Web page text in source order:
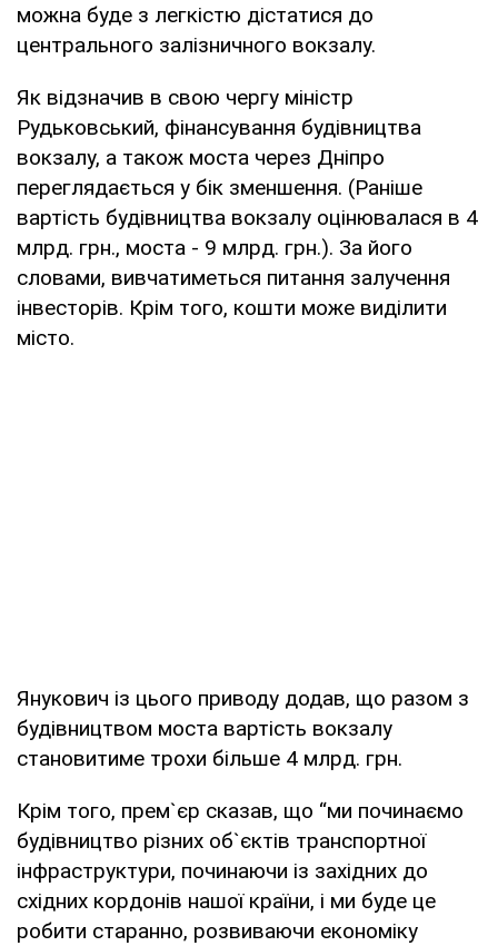
можна буде з легкістю дістатися до
центрального залізничного вокзалу.
Як відзначив в свою чергу міністр
Рудьковський, фінансування будівництва
вокзалу, а також моста через Дніпро
переглядається у бік зменшення. (Раніше
вартість будівництва вокзалу оцінювалася в 4
млрд. грн., моста - 9 млрд. грн.). За його
словами, вивчатиметься питання залучення
інвесторів. Крім того, кошти може виділити
місто.
Янукович із цього приводу додав, що разом з
будівництвом моста вартість вокзалу
становитиме трохи більше 4 млрд. грн.
Крім того, прем`єр сказав, що “ми починаємо
будівництво різних об`єктів транспортної
інфраструктури, починаючи із західних до
східних кордонів нашої країни, і ми буде це
робити старанно, розвиваючи економіку